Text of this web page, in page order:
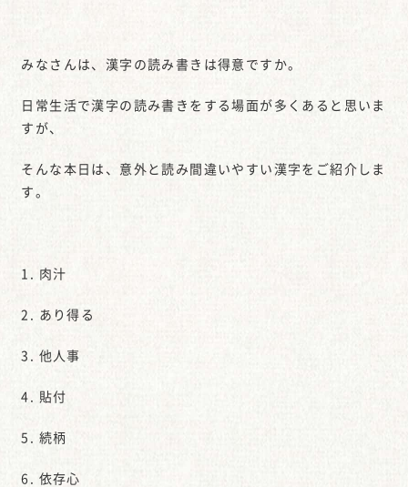
みなさんは、漢字の読み書きは得意ですか。
日常生活で漢字の読み書きをする場面が多くあると思いま
すが、
そんな本日は、意外と読み間違いやすい漢字をご紹介しま
す。
1. 肉汁
2. あり得る
3. 他人事
4. 貼付
5. 続柄
6. 依存心